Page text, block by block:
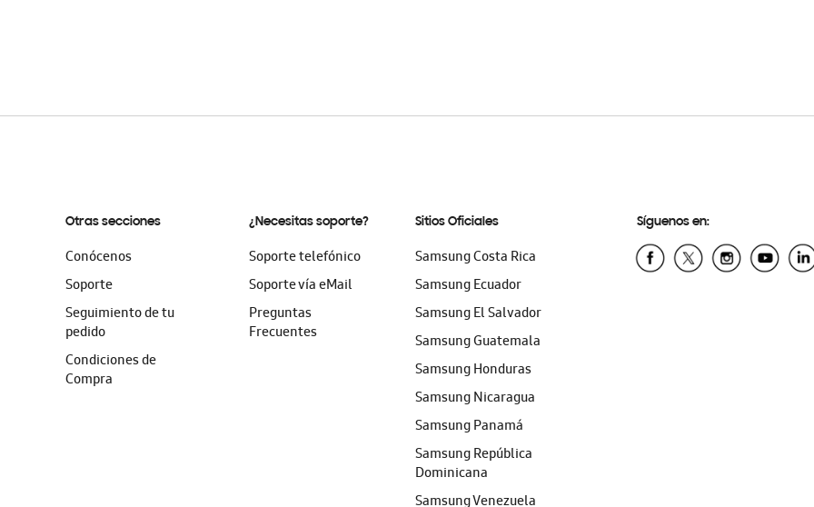
Otras secciones
Conócenos
Soporte
Seguimiento de tu
pedido
Condiciones de
Compra
¿Necesitas soporte?
Soporte telefónico
Soporte vía eMail
Preguntas
Frecuentes
Sitios Oficiales
Samsung Costa Rica
Samsung Ecuador
Samsung El Salvador
Samsung Guatemala
Samsung Honduras
Samsung Nicaragua
Samsung Panamá
Samsung República
Dominicana
Samsung Venezuela
Síguenos en: